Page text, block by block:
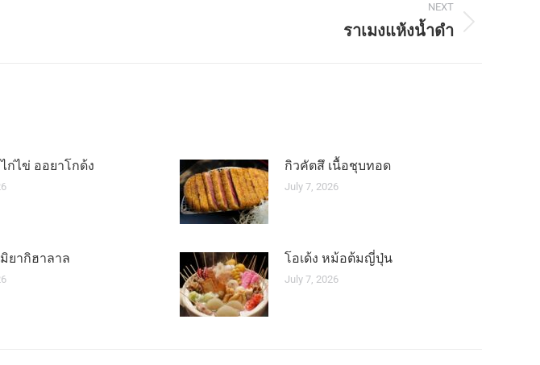
NEXT
ราเมงแห้งน้ำดำ
ก่ไข่ ออยาโกด้ง กิวคัตสึ เนื้อชุบทอด
July 7, 2026
ยากิฮาลาล โอเด้ง หม้อต้มญี่ปุ่น
July 7, 2026